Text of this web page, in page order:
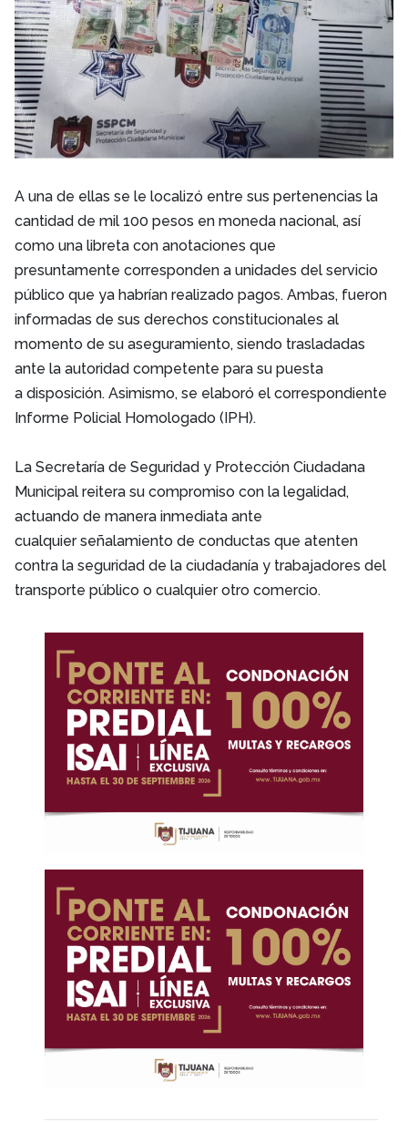
A una de ellas se le localizó entre sus pertenencias la
cantidad de mil 100 pesos en moneda nacional, así
como una libreta con anotaciones que
presuntamente corresponden a unidades del servicio
público que ya habrían realizado pagos. Ambas, fueron
informadas de sus derechos constitucionales al
momento de su aseguramiento, siendo trasladadas
ante la autoridad competente para su puesta
a disposición. Asimismo, se elaboró el correspondiente
Informe Policial Homologado (IPH).
La Secretaría de Seguridad y Protección Ciudadana
Municipal reitera su compromiso con la legalidad,
actuando de manera inmediata ante
cualquierseñalamiento de conductas que atenten
contra la seguridad de la ciudadanía y trabajadores del
transporte público o cualquier otro comercio.